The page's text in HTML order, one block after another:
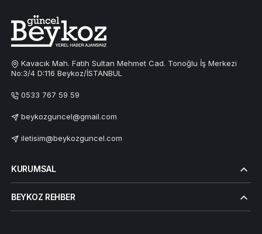
Kavacık Mah. Fatih Sultan Mehmet Cad. Tonoğlu İş Merkezi
No:3/4 D:116 Beykoz/İSTANBUL
0533 767 59 59
beykozguncel@gmail.com
iletisim@beykozguncel.com
KURUMSAL
BEYKOZ REHBER